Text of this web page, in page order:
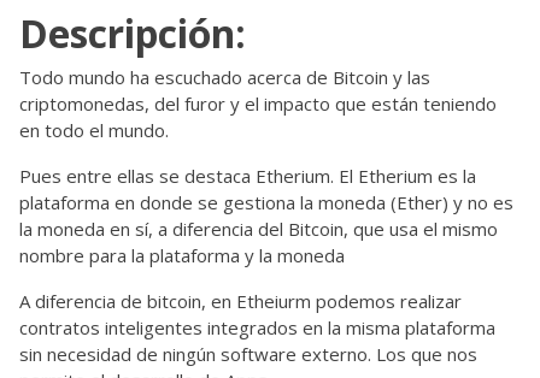
Descripción:
Todo mundo ha escuchado acerca de Bitcoin y las
criptomonedas, del furor y el impacto que están teniendo
en todo el mundo.
Pues entre ellas se destaca Etherium. El Etherium es la
plataforma en donde se gestiona la moneda (Ether) y no es
la moneda en sí, a diferencia del Bitcoin, que usa el mismo
nombre para la plataforma y la moneda
A diferencia de bitcoin, en Etheiurm podemos realizar
contratos inteligentes integrados en la misma plataforma
sin necesidad de ningún software externo. Los que nos